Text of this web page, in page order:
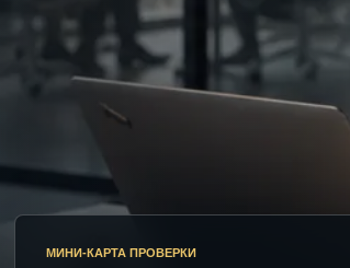
МИНИ-КАРТА ПРОВЕРКИ